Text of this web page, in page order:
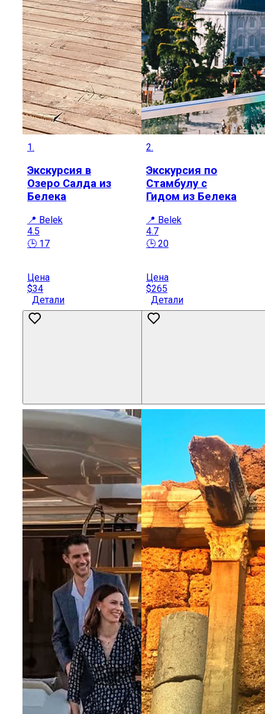
1.
Экскурсия в
Озеро Салда из
Белека
📍 Belek
4.5
🕒 17
Цена
$34
Детали
2.
Экскурсия по
Стамбулу с
Гидом из Белека
📍 Belek
4.7
🕒 20
Цена
$265
Детали